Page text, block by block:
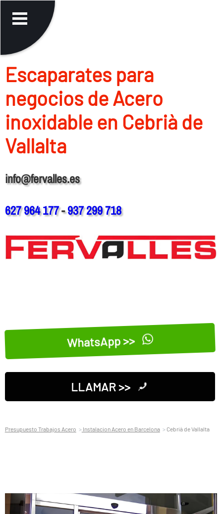
Escaparates para
negocios de Acero
inoxidable en Cebrià de
Vallalta
info@fervalles.es
627 964 177-937 299 718
WhatsApp >>
LLAMAR >>
Presupuesto Trabajos Acero Instalacion Acero en Barcelona Cebrià de Vallalta